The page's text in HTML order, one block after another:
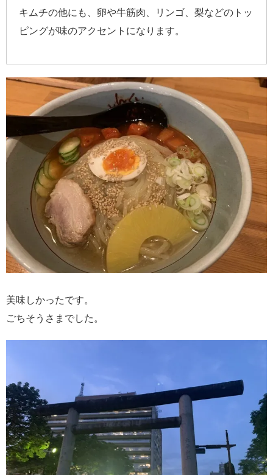
キムチの他にも、卵や牛筋肉、リンゴ、梨などのトッ
ピングが味のアクセントになります。
美味しかったです。
ごちそうさまでした。